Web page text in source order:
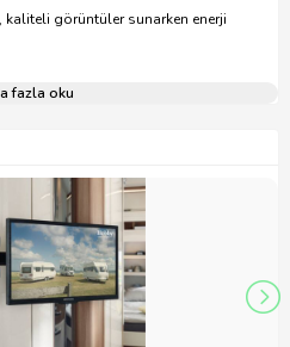
kaliteli görüntüler sunarken enerji
fazla oku